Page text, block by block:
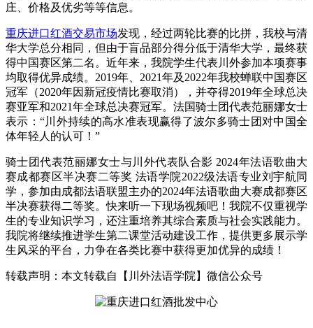
庄、价格及优劣等等信息。
重庆进口红酒交易市场发现， 经过两轮比赛的比拼，我校与清
华大学总分相同，但由于盲品部分得分低于清华大学，最终获
得中国赛区第二名。近年来，我院学生代表川外参加本项赛事
均取得优异成绩。2019年、2021年及2022年我校蝉联中国赛区
冠军（2020年因新冠疫情比赛取消），并夺得2019年全球总决
赛亚军和2021年全球总决赛冠军。法国骑士团代表范丽娜女士
表示：“川外持续的高水准表现赢得了波尔多骑士团对中国全
体年轻人的认可！”
骑士团代表范丽娜女士与川外代表队合影 2024年法语歌曲大
赛成都赛区半决赛二等奖 法语学院2022级法语专业刘宇航同
学，参加由成都法语联盟主办的2024年法语歌曲大赛成都赛区
半决赛获得二等奖。快来听一下现场视频吧！我院不仅重视学
生的专业知识学习，还注重培养其综合素质与社会实践能力。
我院将继续推进学生第二课堂活动建设工作，提供更多展示学
生风采的平台，力争在各类比赛中获得更加优异的成绩！
转载声明：本文转载自【川外法语学院】微信公众号